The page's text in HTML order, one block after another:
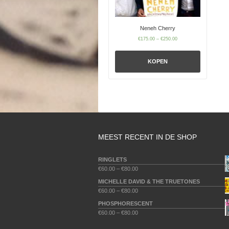
Neneh Cherry
€175.00 –€250.00
KOPEN
MEEST RECENT IN DE SHOP
RINGLETS
€60.00 – €80.00
MICHELLE DAVID & THE TRUETONES
€60.00 – €80.00
PHOSPHORESCENT
€60.00 – €80.00